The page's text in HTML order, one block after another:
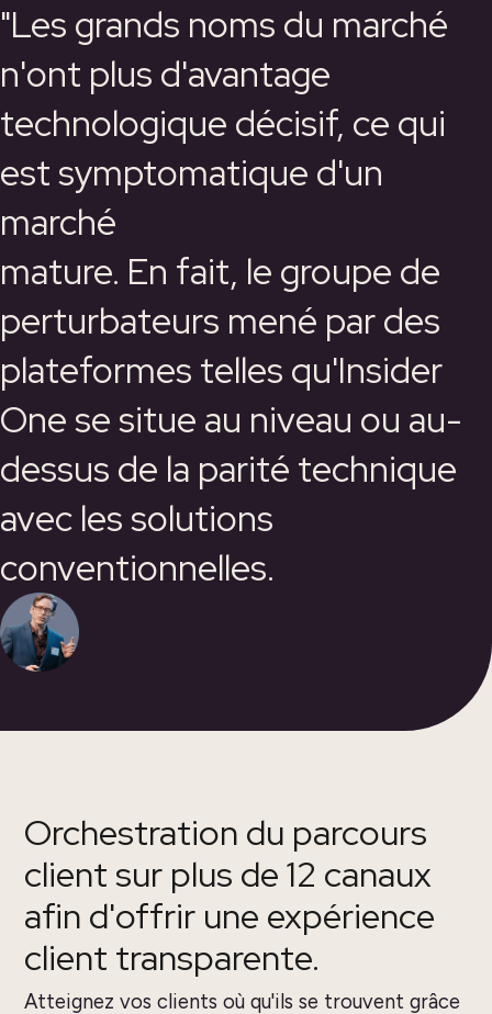
"Les grands noms du marché
n'ont plus d'avantage
technologique décisif, ce qui
est symptomatique d'un
marché
mature. En fait, le groupe de
perturbateurs mené par des
plateformes telles qu'Insider
One se situe au niveau ou au-
dessus de la parité technique
avec les solutions
conventionnelles.
Orchestration du parcours
client sur plus de 12 canaux
afin d'offrir une expérience
client transparente.
Atteignez vos clients où qu'ils se trouvent grâce